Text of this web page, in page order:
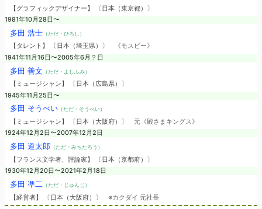
【グラフィックデザイナー】 〔日本（東京都）〕
1981年10月28日〜
多田 浩士（ただ・ひろし）
【タレント】 〔日本（埼玉県）〕
《モスビー》
1941年11月16日〜2005年6月？日
多田 善文 （ただ・よしふみ）
【ミュージシャン】 〔日本（広島県）〕
1945年11月25日〜
多田 そうべい（ただ・そうべい）
【ミュージシャン】 〔日本（大阪府）〕 元《殿さまキングス》
1924年12月2日〜2007年12月2日
多田 道太郎（ただ・みちたろう）
【フランス文学者、評論家】 〔日本（京都府）〕
1930年12月20日〜2021年2月18日
多田 凖二 （ただ・じゅんじ）
【経営者】 〔日本（大阪府）〕 ※カクダイ 元社長